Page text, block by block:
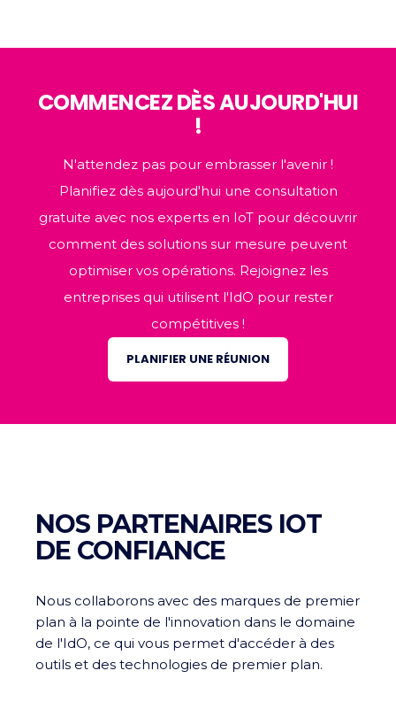
COMMENCEZ DÈS AUJOURD'HUI
!
N'attendez pas pour embrasser l'avenir !
Planifiez dès aujourd'hui une consultation
gratuite avec nos experts en IoT pour découvrir
comment des solutions sur mesure peuvent
optimiser vos opérations. Rejoignez les
entreprises qui utilisent l'IdO pour rester
compétitives !
PLANIFIER UNE RÉUNION
NOS PARTENAIRES IOT
DE CONFIANCE
Nous collaborons avec des marques de premier
plan à la pointe de l'innovation dans le domaine
de l'IdO, ce qui vous permet d'accéder à des
outils et des technologies de premier plan.